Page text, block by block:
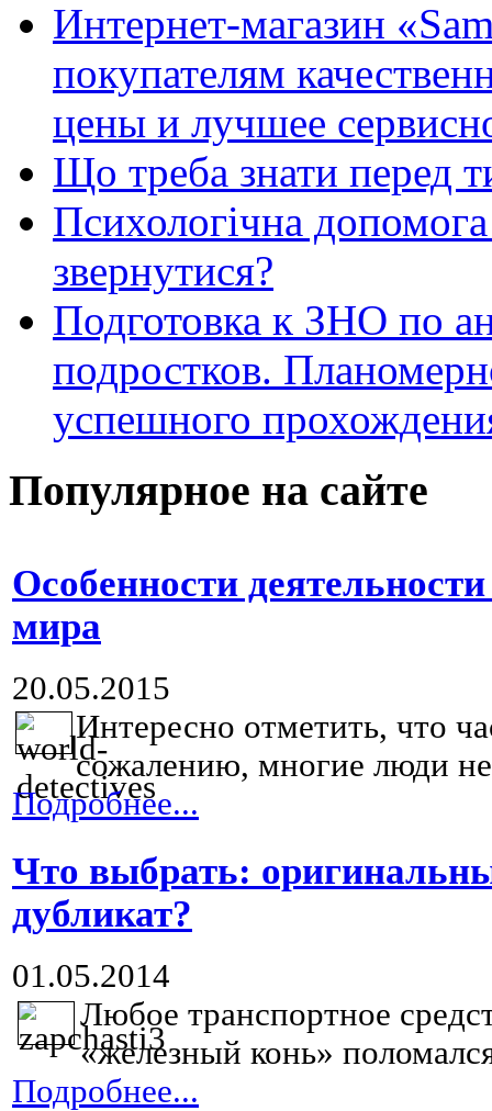
Интернет-магазин
покупателям
цены и лучшее
Що треба знати перед
Психологічна
звернутися?
Подготовка к ЗНО по
подростков.
успешного
Популярное на сайте
Особенности
мира
20.05.2015
Интересно отметить, что
сожалению, многие люди
Подробнее...
Что выбрать:
дубликат?
01.05.2014
Любое транспортное
«железный конь»
Подробнее...